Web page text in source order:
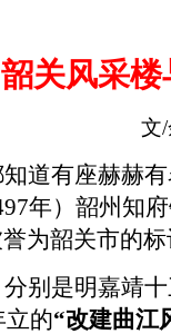
韶关风采
文/
道有座赫赫
年）韶州知
为韶关市的
别是明嘉靖
立的“改建曲江